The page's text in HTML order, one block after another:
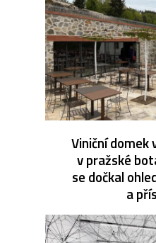
Viniční domek
v pražské
se dočkal
a